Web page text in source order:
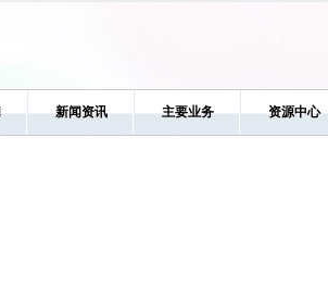
新闻资讯 主要业务 资源中心